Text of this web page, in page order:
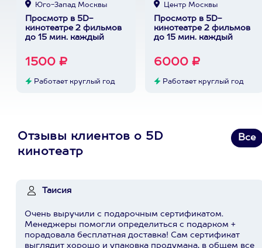
Юго-Запад Москвы
Просмотр в 5D-
кинотеатре 2 фильмов
до 15 мин. каждый
1500 ₽
Работает круглый год
Центр Москвы
Просмотр в 5D-
кинотеатре 2 фильмов
до 15 мин. каждый
6000 ₽
Работает круглый год
Отзывы клиентов о 5D
кинотеатр
Все
Таисия
Очень выручили с подарочным сертификатом.
Менеджеры помогли определиться с подарком +
порадовала бесплатная доставка! Сам сертификат
выглядит хорошо и упаковка продумана, в общем все